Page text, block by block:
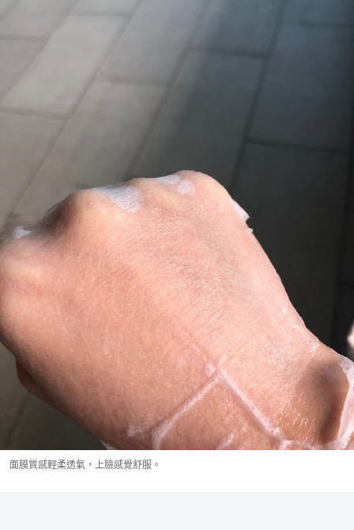
面膜質感輕柔透氣，上臉感覺舒服。